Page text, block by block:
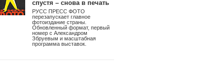
© Ute Mahler and Werner Mahler
Новости 8 августа 2026
Главное
фотографическое
событие лета!
Программа III Международного